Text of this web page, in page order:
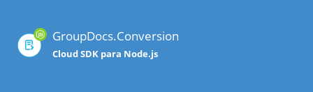
GroupDocs.Conversion
Cloud SDK para Node.js